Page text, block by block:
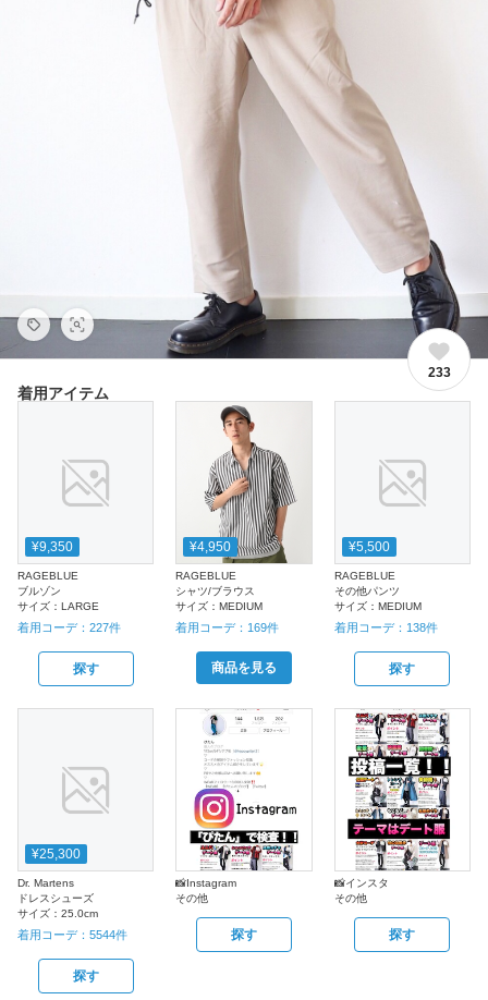
233
着用アイテム
¥9,350
RAGEBLUE
ブルゾン
サイズ： LARGE
着用コーデ： 227件
探す
¥4,950
RAGEBLUE
シャツ/ブラウス
サイズ：MEDIUM
着用コーデ： 169件
商品を見る
¥5,500
RAGEBLUE
その他パンツ
サイズ： MEDIUM
着用コーデ： 138件
探す
¥25,300
Dr. Martens
ドレスシューズ
サイズ： 25.0cm
着用コーデ： 5544件
探す
📸Instagram
その他
探す
📸インスタ
その他
探す